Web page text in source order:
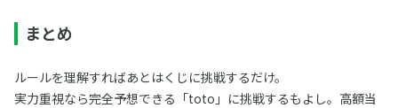
まとめ
ルールを理解すればあとはくじに挑戦するだけ。
実力重視なら完全予想できる「toto」に挑戦するもよし。高額当